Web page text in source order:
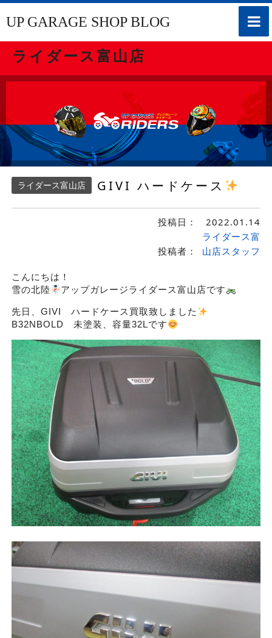
toggle
UP GARAGE SHOP BLOG
ライダース富山店
ライダース富山店 GIVI ハードケース
投稿日： 2022.01.14
投稿者：
ライダース富
山店スタッフ
こんにちは！
雪の北陸
アップガレージライダース富山店です
先日、GIVI ハードケース買取致しました
B32NBOLD 未塗装、容量32Lです